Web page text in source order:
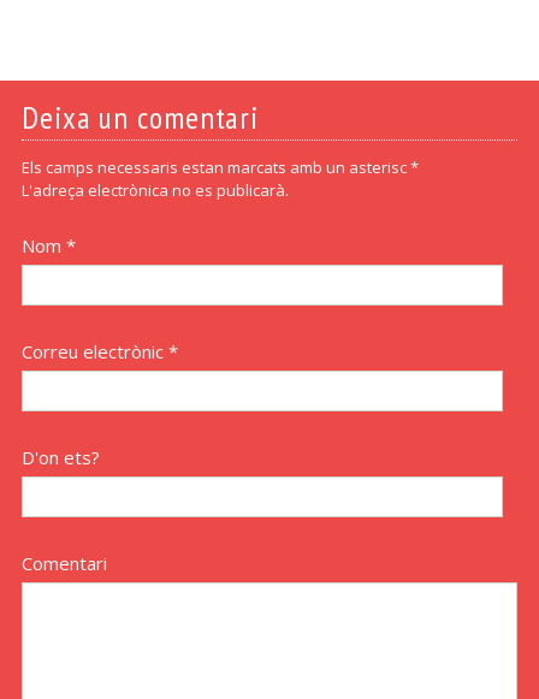
Deixa un comentari
Els camps necessaris estan marcats amb un asterisc *
L'adreça electrònica no es publicarà.
Nom *
Correu electrònic *
D'on ets?
Comentari